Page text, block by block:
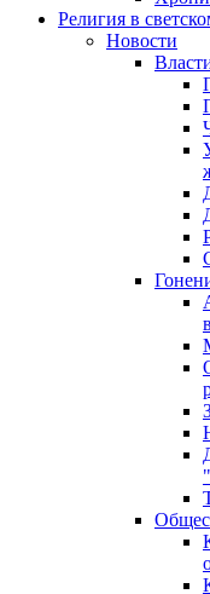
Религия в
Новости